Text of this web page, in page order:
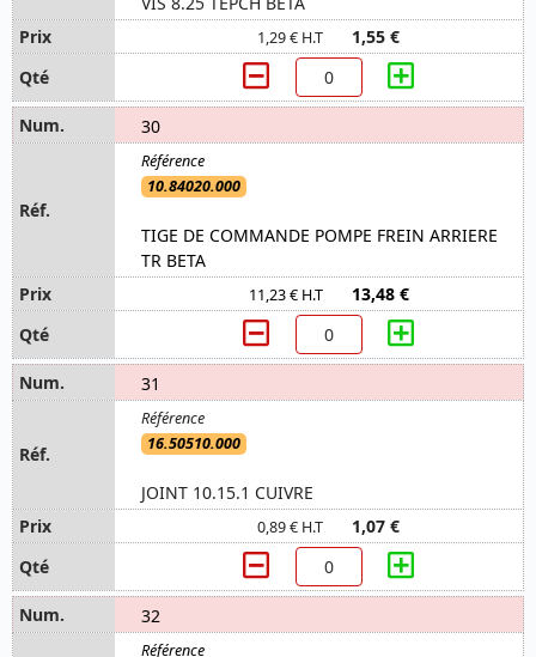
1,29 € H.T 1,55 €
30
10.84020.000
TIGE DE COMMANDE POMPE FREIN ARRIERE
TR BETA
11,23 € H.T 13,48 €
31
16.50510.000
JOINT 10.15.1 CUIVRE
0,89 € H.T 1,07 €
32